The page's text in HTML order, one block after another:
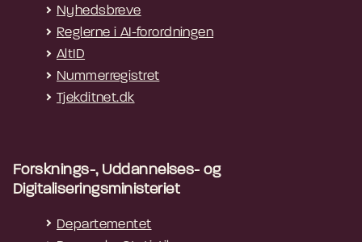
Nyhedsbreve
Reglerne i AI-forordningen
AltID
Nummerregistret
Tjekditnet.dk
Forsknings-, Uddannelses- og
Digitaliseringsministeriet
Departementet